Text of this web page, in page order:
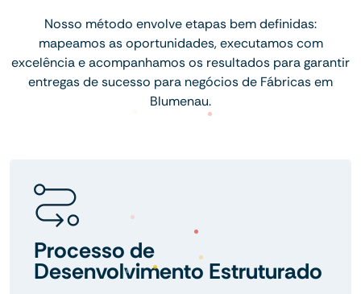
Nosso método envolve etapas bem definidas:
mapeamos as oportunidades, executamos com
excelência e acompanhamos os resultados para garantir
entregas de sucesso para negócios de Fábricas em
Blumenau.
Processo de
Desenvolvimento Estruturado